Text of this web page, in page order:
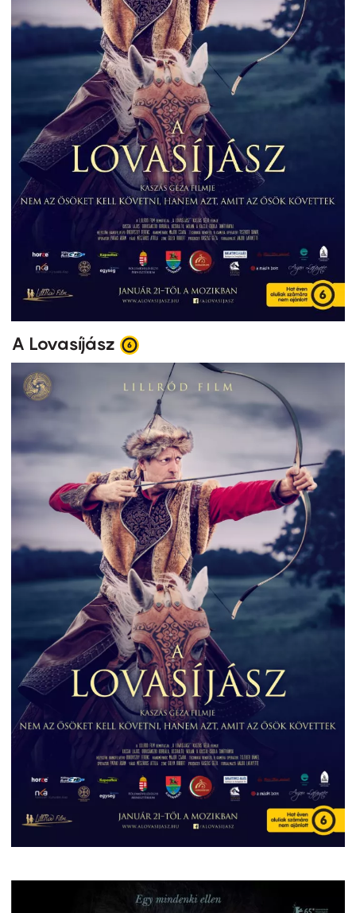
A Lovasíjász